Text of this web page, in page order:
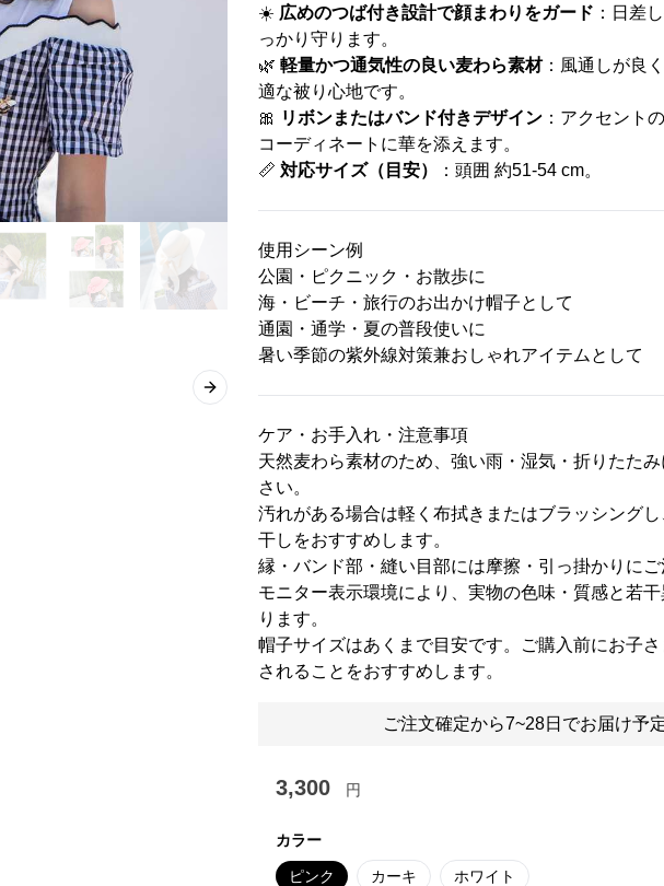
Next slide
☀️ 広めのつば付き設計で顔まわりをガード ：日差
っかり守ります。
🌿 軽量かつ通気性の良い麦わら素材：風通しが良
適な被り心地です。
🎀 リボンまたはバンド付きデザイン ：アクセント
コーディネートに華を添えます。
📏 対応サイズ（目安） ：頭囲 約51-54 cm。
使用シーン例
公園・ピクニック・お散歩に
海・ビーチ・旅行のお出かけ帽子として
通園・通学・夏の普段使いに
暑い季節の紫外線対策兼おしゃれアイテムとして
ケア・お手入れ・注意事項
天然麦わら素材のため、強い雨・湿気・折りたた
さい。
汚れがある場合は軽く布拭きまたはブラッシング
干しをおすすめします。
縁・バンド部・縫い目部には摩擦・引っ掛かりにご
モニター表示環境により、実物の色味・質感と若
ります。
帽子サイズはあくまで目安です。ご購入前にお子
されることをおすすめします。
ご注文確定から7~28日でお届け予
3,300 円
カラー
ピンク カーキ ホワイト